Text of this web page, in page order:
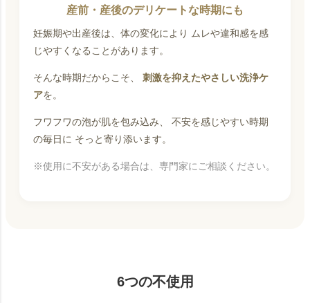
産前・産後のデリケートな時期にも
妊娠期や出産後は、体の変化により ムレや違和感を感
じやすくなることがあります。
そんな時期だからこそ、 刺激を抑えたやさしい洗浄ケ
アを。
フワフワの泡が肌を包み込み、 不安を感じやすい時期
の毎日に そっと寄り添います。
※使用に不安がある場合は、専門家にご相談ください。
6つの不使用